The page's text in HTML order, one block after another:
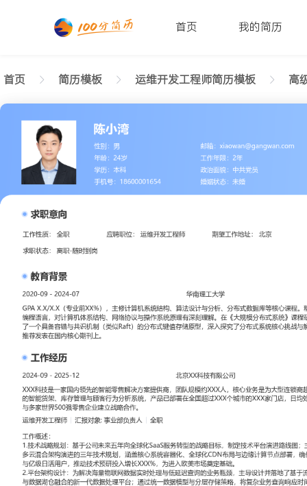
首页 我的简历
首页 简历模板 运维开发工程师简历模板 高
返回样式图
正在查看高级运维开发工程师精致简历模板文字版
陈小湾
求职意向
工作性质: 全职应聘职位: 运维开发工程师期望工作地址: 北京期望薪
工作经历
2024-09 -2025-12 北京XX科技有限公司
XXX科技是一家国内领先的智能零售解决方案提供商，团队规模约
大型连锁商超、便利店集团提供AIoT驱动的智能货架、库存管理与
品已部署在全国超过XXX个城市的XXX家门店，日均处理传感器数